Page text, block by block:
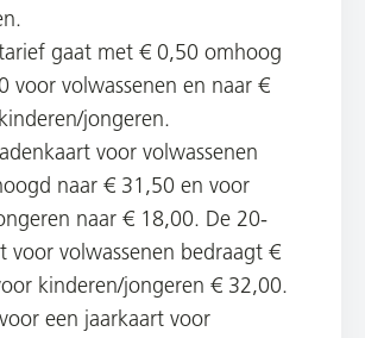
gaat met € 0,50 omhoog
voor volwassenen en naar €
jongeren.
voor volwassenen
naar € 31,50 en voor
naar € 18,00. De 20-
voor volwassenen bedraagt €
kinderen/jongeren € 32,00.
een jaarkaart voor